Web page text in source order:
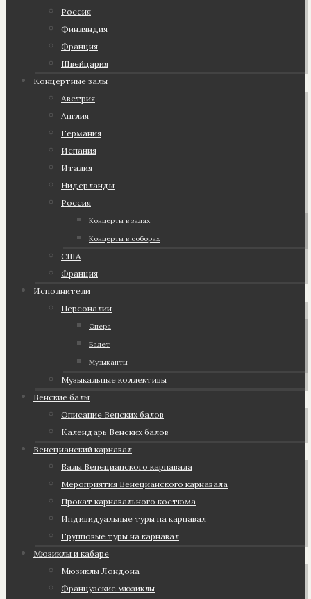
Россия
Финляндия
Франция
Швейцария
Концертные залы
Австрия
Англия
Германия
Испания
Италия
Нидерланды
Россия
Концерты в залах
Концерты в соборах
США
Франция
Исполнители
Персоналии
Опера
Балет
Музыканты
Музыкальные коллективы
Венские балы
Описание Венских балов
Календарь Венских балов
Венецианский карнавал
Балы Венецианского карнавала
Мероприятия Венецианского карнавала
Прокат карнавального костюма
Индивидуальные туры на карнавал
Групповые туры на карнавал
Мюзиклы и кабаре
Мюзиклы Лондона
Французские мюзиклы